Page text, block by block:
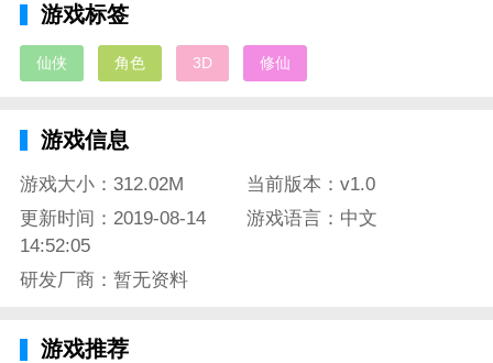
能动作都有自己独特的特点，让玩家不再有审美疲劳。
3、奇缘任务在你自动寻路的时候就有可能会出现，要
择才可以带走更多的宝物。
青城渡仙决手游测评
技能和心法等培养方向是小编感受最深刻的，这打破了
传统的自动加点等常规选择，让玩家可以清楚的掌控自
己所拥有的每一项游戏内置功能。随心所欲有选择的提
一的追求，生活党风景党同样可以在这里乐在其中哦~
游戏标签
仙侠 角色 3D 修仙
游戏信息
游戏大小：312.02M
当前版本：v1.0
更新时间：2019-08-14
14:52:05
游戏语言：中文
研发厂商：暂无资料
游戏推荐